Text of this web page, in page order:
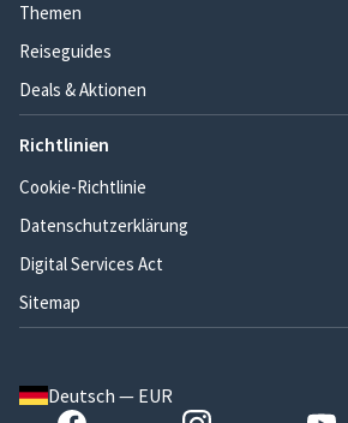
Themen
Reiseguides
Deals & Aktionen
Richtlinien
Cookie-Richtlinie
Datenschutzerklärung
Digital Services Act
Sitemap
Deutsch — EUR